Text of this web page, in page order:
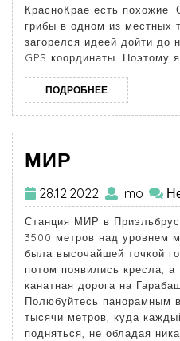
КрасноКрае есть похожие.
грибы в одном из местных
загорелся идеей дойти до
GPS координаты. Поэтому
ПОДРОБНЕЕ
МИР
28.12.2022 mo
Станция МИР в
3500 метров над уровнем
была высочайшей точкой
потом появились кресла, а
канатная дорога на
Полюбуйтесь панорамным
тысячи метров, куда
подняться, не обладая